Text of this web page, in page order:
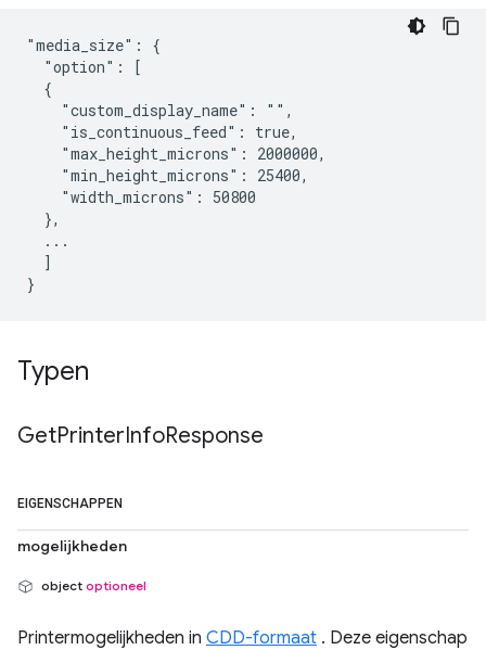
"media_size": {
  "option": [
  {
    "custom_display_name": "",
    "is_continuous_feed": true,
    "max_height_microns": 2000000,
    "min_height_microns": 25400,
    "width_microns": 50800
  },
  ...
  ]
Typen
GetPrinterInfoResponse
EIGENSCHAPPEN
mogelijkheden
object optioneel
Printermogelijkheden in CDD-formaat . Deze eigenschap